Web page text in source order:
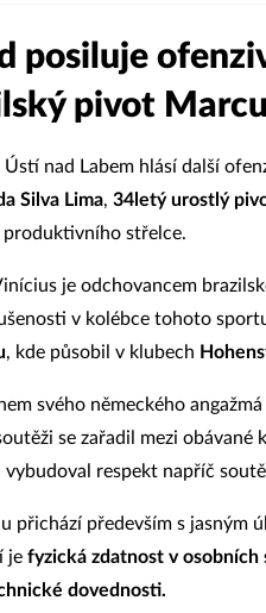
posiluje
pivot
Ústí nad Labem hlásí další
Silva Lima, 34letý urostlý
produktivního střelce.
je odchovancem
v kolébce tohoto
, kde působil v klubech
svého německého
se zařadil mezi obávané
vybudoval respekt napříč
přichází především s jasným
je fyzická zdatnost v osobních
dovednosti.